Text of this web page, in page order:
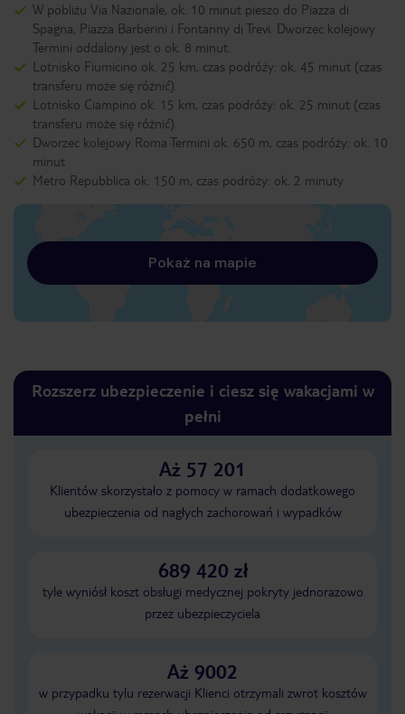
W pobliżu Via Nazionale, ok. 10 minut pieszo do Piazza di
Spagna, Piazza Barberini i Fontanny di Trevi. Dworzec kolejowy
Termini oddalony jest o ok. 8 minut.
Lotnisko Fiumicino ok. 25 km, czas podróży: ok. 45 minut (czas
transferu może się różnić).
Lotnisko Ciampino ok. 15 km, czas podróży: ok. 25 minut (czas
transferu może się różnić).
Dworzec kolejowy Roma Termini ok. 650 m, czas podróży: ok. 10
minut
Metro Repubblica ok. 150 m, czas podróży: ok. 2 minuty
Pokaż na mapie
Rozszerz ubezpieczenie i ciesz się wakacjami w
pełni
Aż 57 201
Klientów skorzystało z pomocy w ramach dodatkowego
ubezpieczenia od nagłych zachorowań i wypadków
689 420 zł
tyle wyniósł koszt obsługi medycznej pokryty jednorazowo
przez ubezpieczyciela
Aż 9002
w przypadku tylu rezerwacji Klienci otrzymali zwrot kosztów